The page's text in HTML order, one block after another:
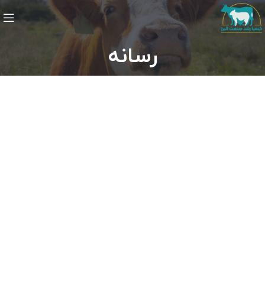
رسانه